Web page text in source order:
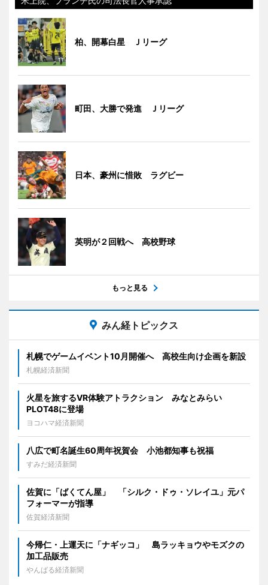
柏、開幕白星 Ｊリーグ
町田、大勝で発進 Ｊリーグ
日本、豪州に惜敗 ラグビー
英明が２回戦へ 高校野球
もっと見る
みん経トピックス
札幌でゲームイベント10月開催へ 高校生向け企画を新設
札幌経済新聞
火星を旅するVR体験アトラクション みなとみらい
PLOT48に登場
ヨコハマ経済新聞
八広で町名誕生60周年祝賀会 小池都知事も祝福
すみだ経済新聞
佐賀に「ばくてん屋」 「シルク・ドゥ・ソレイユ」元パ
フォーマーが指導
佐賀経済新聞
今帰仁・上運天に「ナギッコ」 島ラッキョウやモズクの
加工品販売
やんばる経済新聞